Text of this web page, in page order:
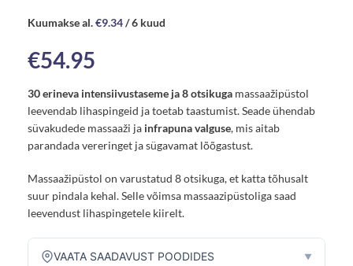
Kuumakse al.€9.34/ 6 kuud
€54.95
30 erineva intensiivustaseme ja 8 otsikuga massaažipüstol
leevendab lihaspingeid ja toetab taastumist. Seade ühendab
süvakudede massaaži ja infrapuna valguse, mis aitab
parandada vereringet ja sügavamat lõõgastust.
Massaažipüstol on varustatud 8 otsikuga, et katta tõhusalt
suur pindala kehal. Selle võimsa massaazipüstoliga saad
leevendust lihaspingetele kiirelt.
VAATA SAADAVUST POODIDES ▼